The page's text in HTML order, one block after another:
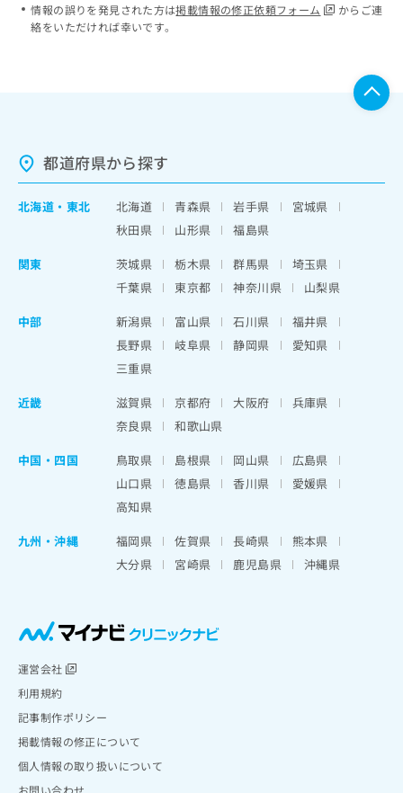
情報の誤りを発見された方は掲載情報の修正依頼フォーム
からご連
絡をいただければ幸いです。
都道府県から探す
北海道 ・ 東北 北海道 青森県 岩手県
宮城県
秋田県
山形県
福島県
関東
茨城県 栃木県 群馬県
埼玉県
千葉県
東京都 神奈川県
山梨県
中部
新潟県 富山県 石川県
福井県
長野県
岐阜県 静岡県
愛知県
三重県
近畿
滋賀県 京都府 大阪府
兵庫県
奈良県
和歌山県
中国・四国
鳥取県 島根県 岡山県
広島県
山口県
徳島県 香川県
愛媛県
高知県
九州・沖縄
福岡県 佐賀県 長崎県
熊本県
大分県
宮崎県 鹿児島県 沖縄県
運営会社
利用規約
記事制作ポリシー
掲載情報の修正について
個人情報の取り扱いについて
お問い合わせ